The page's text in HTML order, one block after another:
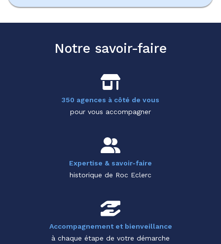
Notre savoir-faire
350 agences à côté de vous
pour vous accompagner
Expertise & savoir-faire
historique de Roc Eclerc
Accompagnement et bienveillance
à chaque étape de votre démarche